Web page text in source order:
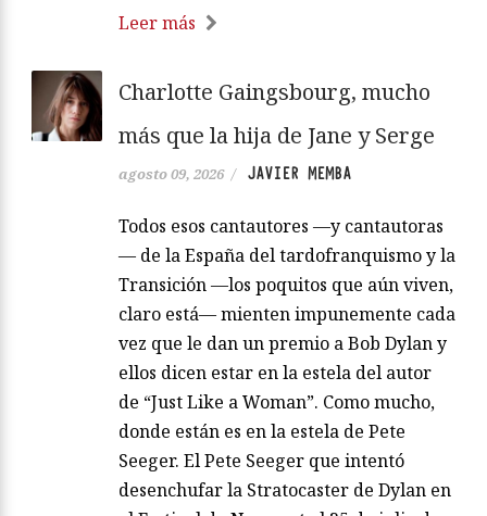
Leer más
Charlotte Gaingsbourg, mucho
más que la hija de Jane y Serge
agosto 09, 2026 / JAVIER MEMBA
Todos esos cantautores —y cantautoras
— de la España del tardofranquismo y la
Transición —los poquitos que aún viven,
claro está— mienten impunemente cada
vez que le dan un premio a Bob Dylan y
ellos dicen estar en la estela del autor
de “Just Like a Woman”. Como mucho,
donde están es en la estela de Pete
Seeger. El Pete Seeger que intentó
desenchufar la Stratocaster de Dylan en